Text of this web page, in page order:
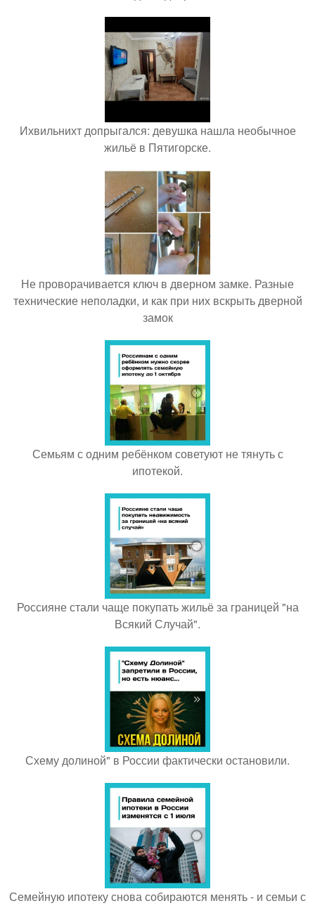
Ихвильнихт допрыгался: девушка нашла необычное
жильё в Пятигорске.
Не проворачивается ключ в дверном замке. Разные
технические неполадки, и как при них вскрыть дверной
замок
Семьям с одним ребёнком советуют не тянуть с
ипотекой.
Россияне стали чаще покупать жильё за границей "на
Всякий Случай".
Схему долиной" в России фактически остановили.
Семейную ипотеку снова собираются менять - и семьи с